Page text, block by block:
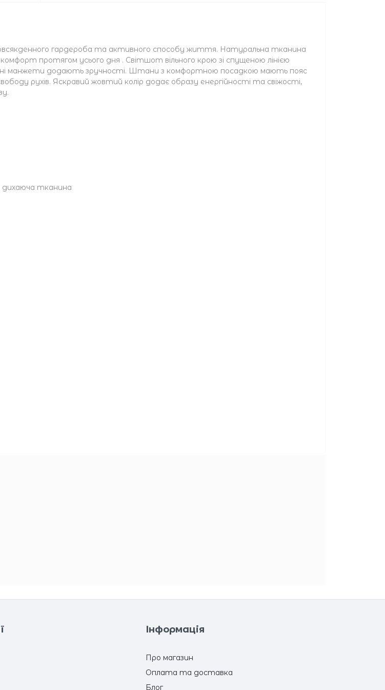
гардероба та активного способу життя. Натуральна тканина
протягом усього дня . Світшот вільного крою зі спущеною лінією
манжети додають зручності. Штани з комфортною посадкою мають пояс
рухів. Яскравий жовтий колір додає образу енергійності та свіжості,
дихаюча тканина
Інформація
Про магазин
Оплата та доставка
Блог